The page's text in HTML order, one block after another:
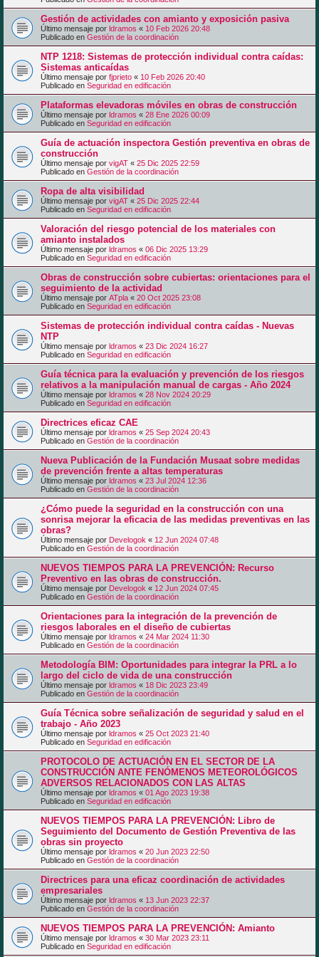
Gestión de actividades con amianto y exposición pasiva
Último mensaje por ldramos « 10 Feb 2026 20:48
Publicado en Gestión de la coordinación
NTP 1218: Sistemas de protección individual contra caídas:
Sistemas anticaídas
Último mensaje por fjprieto « 10 Feb 2026 20:40
Publicado en Seguridad en edificación
Plataformas elevadoras móviles en obras de construcción
Último mensaje por ldramos « 28 Ene 2026 00:09
Publicado en Seguridad en edificación
Guía de actuación inspectora Gestión preventiva en obras de
construcción
Último mensaje por vigAT « 25 Dic 2025 22:59
Publicado en Gestión de la coordinación
Ropa de alta visibilidad
Último mensaje por vigAT « 25 Dic 2025 22:44
Publicado en Seguridad en edificación
Valoración del riesgo potencial de los materiales con
amianto instalados
Último mensaje por ldramos « 06 Dic 2025 13:29
Publicado en Seguridad en edificación
Obras de construcción sobre cubiertas: orientaciones para el
seguimiento de la actividad
Último mensaje por ATpla « 20 Oct 2025 23:08
Publicado en Seguridad en edificación
Sistemas de protección individual contra caídas - Nuevas
NTP
Último mensaje por ldramos « 23 Dic 2024 16:27
Publicado en Seguridad en edificación
Guía técnica para la evaluación y prevención de los riesgos
relativos a la manipulación manual de cargas - Año 2024
Último mensaje por ldramos « 28 Nov 2024 20:29
Publicado en Seguridad en edificación
Directrices eficaz CAE
Último mensaje por ldramos « 25 Sep 2024 20:43
Publicado en Gestión de la coordinación
Nueva Publicación de la Fundación Musaat sobre medidas
de prevención frente a altas temperaturas
Último mensaje por ldramos « 23 Jul 2024 12:36
Publicado en Gestión de la coordinación
¿Cómo puede la seguridad en la construcción con una
sonrisa mejorar la eficacia de las medidas preventivas en las
obras?
Último mensaje por Develogok « 12 Jun 2024 07:48
Publicado en Gestión de la coordinación
NUEVOS TIEMPOS PARA LA PREVENCIÓN: Recurso
Preventivo en las obras de construcción.
Último mensaje por Develogok « 12 Jun 2024 07:45
Publicado en Gestión de la coordinación
Orientaciones para la integración de la prevención de
riesgos laborales en el diseño de cubiertas
Último mensaje por ldramos « 24 Mar 2024 11:30
Publicado en Gestión de la coordinación
Metodología BIM: Oportunidades para integrar la PRL a lo
largo del ciclo de vida de una construcción
Último mensaje por ldramos « 18 Dic 2023 23:49
Publicado en Gestión de la coordinación
Guía Técnica sobre señalización de seguridad y salud en el
trabajo - Año 2023
Último mensaje por ldramos « 25 Oct 2023 21:40
Publicado en Seguridad en edificación
PROTOCOLO DE ACTUACIÓN EN EL SECTOR DE LA
CONSTRUCCIÓN ANTE FENÓMENOS METEOROLÓGICOS
ADVERSOS RELACIONADOS CON LAS ALTAS
Último mensaje por ldramos « 01 Ago 2023 19:38
Publicado en Seguridad en edificación
NUEVOS TIEMPOS PARA LA PREVENCIÓN: Libro de
Seguimiento del Documento de Gestión Preventiva de las
obras sin proyecto
Último mensaje por ldramos « 20 Jun 2023 22:50
Publicado en Gestión de la coordinación
Directrices para una eficaz coordinación de actividades
empresariales
Último mensaje por ldramos « 13 Jun 2023 22:37
Publicado en Gestión de la coordinación
NUEVOS TIEMPOS PARA LA PREVENCIÓN: Amianto
Último mensaje por ldramos « 30 Mar 2023 23:11
Publicado en Seguridad en edificación